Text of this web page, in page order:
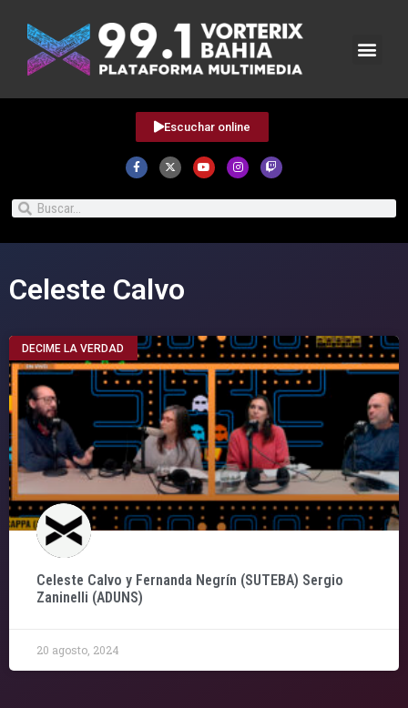
Escuchar online
Celeste Calvo
DECIME LA VERDAD
Celeste Calvo y Fernanda Negrín (SUTEBA) Sergio
Zaninelli (ADUNS)
20 agosto, 2024